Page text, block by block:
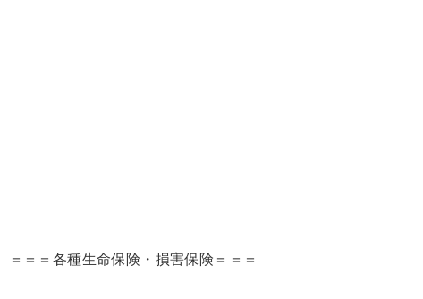
＝＝＝各種生命保険・損害保険＝＝＝